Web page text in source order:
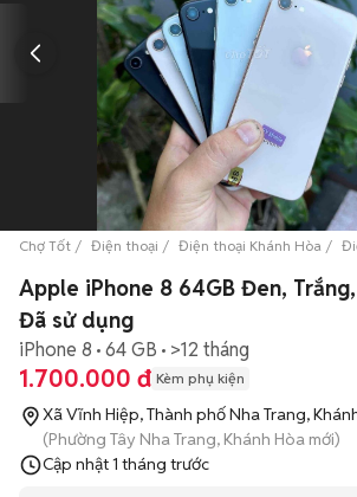
Chợ Tốt Điện thoại Điện thoại Khánh Hòa
Apple iPhone 8 64GB Đen,
Đã sử dụng
iPhone 8 64 GB >12 tháng
1.700.000 đ Kèm phụ kiện
Xã Vĩnh Hiệp, Thành phố Nha Trang,
(Phường Tây Nha Trang, Khánh Hòa mới)
Cập nhật1 tháng trước